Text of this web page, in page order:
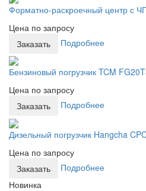
Форматно-раскроечный центр с
Цена по запросу
Заказать
Подробнее
Бензиновый погрузчик TCM
Цена по запросу
Заказать
Подробнее
Дизельный погрузчик Hangcha
Цена по запросу
Заказать
Подробнее
Новинка